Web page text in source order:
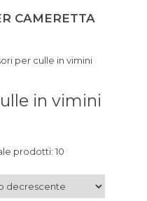
CAMERETTA
per culle in vimini
in vimini
prodotti: 10